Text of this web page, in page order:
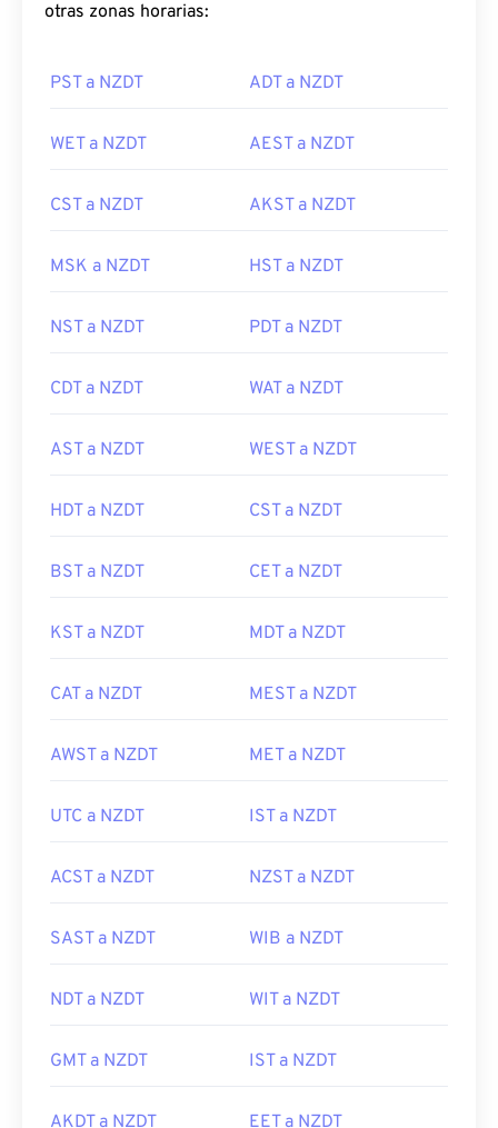
otras zonas horarias:
PST a NZDT ADT a NZDT
WET a NZDT AEST a NZDT
CST a NZDT AKST a NZDT
MSK a NZDT HST a NZDT
NST a NZDT PDT a NZDT
CDT a NZDT WAT a NZDT
AST a NZDT WEST a NZDT
HDT a NZDT CST a NZDT
BST a NZDT CET a NZDT
KST a NZDT MDT a NZDT
CAT a NZDT MEST a NZDT
AWST a NZDT MET a NZDT
UTC a NZDT IST a NZDT
ACST a NZDT NZST a NZDT
SAST a NZDT WIB a NZDT
NDT a NZDT WIT a NZDT
GMT a NZDT IST a NZDT
AKDT a NZDT EET a NZDT